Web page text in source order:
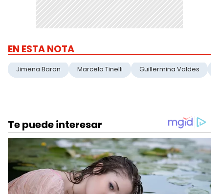
EN ESTA NOTA
Jimena Baron Marcelo Tinelli Guillermina Valdes